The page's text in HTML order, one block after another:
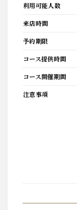
利用可能人数
来店時間
予約期限
コース提供時間
コース開催期間
注意事項